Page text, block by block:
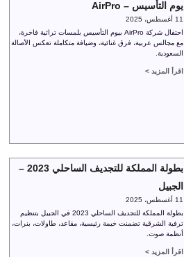
يوم التأسيس – AirPro
11 أغسطس، 2025
احتفال شركة AirPro بيوم التأسيس بلمسات تراثية فاخرة،
مع مجالس عربية، فرق غنائية، وضيافة متكاملة تعكس الأصالة
السعودية.
اقرأ المزيد >
بطولة المملكة للتجديف الساحلي 2023 –
الجبيل
11 أغسطس، 2025
بطولة المملكة للتجديف الساحلي 2023 في الجبيل بتنظيم
ترفية الشرقية تضمنت خيمة رئيسية، مقاعد، طاولات، بنرات،
أنظمة صوت.
اقرأ المزيد >